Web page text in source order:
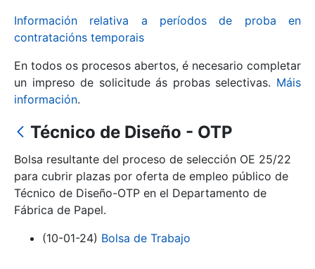
Mostrar/Ocultar
Mostrar/Ocultar
Información relativa a períodos de proba en
contratacións temporais
En todos os procesos abertos, é necesario completar
un impreso de solicitude ás probas selectivas. Máis
información.
Técnico de Diseño - OTP
Bolsa resultante del proceso de selección OE 25/22
para cubrir plazas por oferta de empleo público de
Técnico de Diseño-OTP en el Departamento de
Fábrica de Papel.
(10-01-24) Bolsa de Trabajo